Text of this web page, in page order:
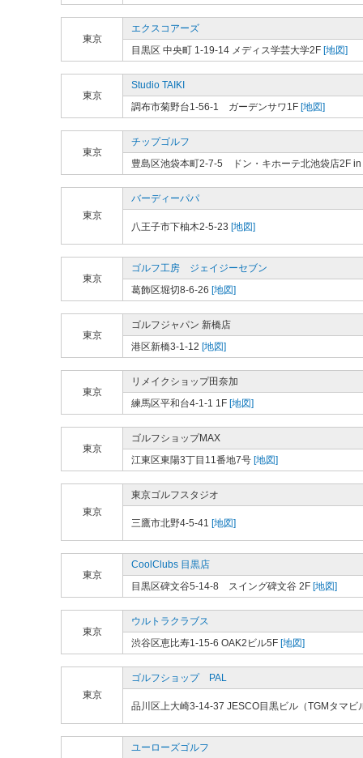
東京
エクスコアーズ
目黒区 中央町 1-19-14 メディス学芸大学2F [地図]
東京
Studio TAIKI
調布市菊野台1-56-1 ガーデンサワ1F [地図]
東京
チップゴルフ
豊島区池袋本町2-7-5 ドン・キホーテ北池袋店2F in
東京
バーディーパパ
八王子市下柚木2-5-23 [地図]
東京
ゴルフ工房 ジェイジーセブン
葛飾区堀切8-6-26 [地図]
東京
ゴルフジャパン 新橋店
港区新橋3-1-12 [地図]
東京
リメイクショップ田奈加
練馬区平和台4-1-1 1F [地図]
東京
ゴルフショップMAX
江東区東陽3丁目11番地7号 [地図]
東京
東京ゴルフスタジオ
三鷹市北野4-5-41 [地図]
東京
CoolClubs 目黒店
目黒区碑文谷5-14-8 スイング碑文谷 2F [地図]
東京
ウルトラクラブス
渋谷区恵比寿1-15-6 OAK2ビル5F [地図]
東京
ゴルフショップ PAL
品川区上大崎3-14-37 JESCO目黒ビル（TGMタマビ
ユーローズゴルフ